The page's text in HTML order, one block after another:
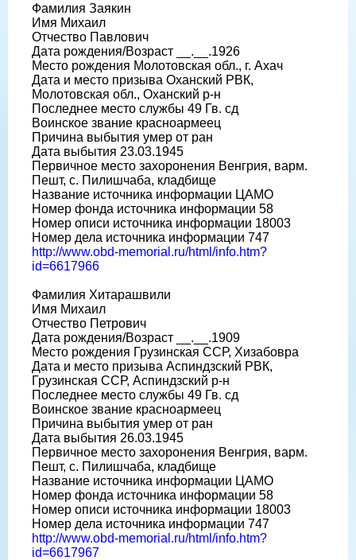
Фамилия Заякин
Имя Михаил
Отчество Павлович
Дата рождения/Возраст __.__.1926
Место рождения Молотовская обл., г. Ахач
Дата и место призыва Оханский РВК,
Молотовская обл., Оханский р-н
Последнее место службы 49 Гв. сд
Воинское звание красноармеец
Причина выбытия умер от ран
Дата выбытия 23.03.1945
Первичное место захоронения Венгрия, варм.
Пешт, с. Пилишчаба, кладбище
Название источника информации ЦАМО
Номер фонда источника информации 58
Номер описи источника информации 18003
Номер дела источника информации 747
http://www.obd-memorial.ru/html/info.htm?
id=6617966
Фамилия Хитарашвили
Имя Михаил
Отчество Петрович
Дата рождения/Возраст __.__.1909
Место рождения Грузинская ССР, Хизабовра
Дата и место призыва Аспиндзский РВК,
Грузинская ССР, Аспиндзский р-н
Последнее место службы 49 Гв. сд
Воинское звание красноармеец
Причина выбытия умер от ран
Дата выбытия 26.03.1945
Первичное место захоронения Венгрия, варм.
Пешт, с. Пилишчаба, кладбище
Название источника информации ЦАМО
Номер фонда источника информации 58
Номер описи источника информации 18003
Номер дела источника информации 747
http://www.obd-memorial.ru/html/info.htm?
id=6617967